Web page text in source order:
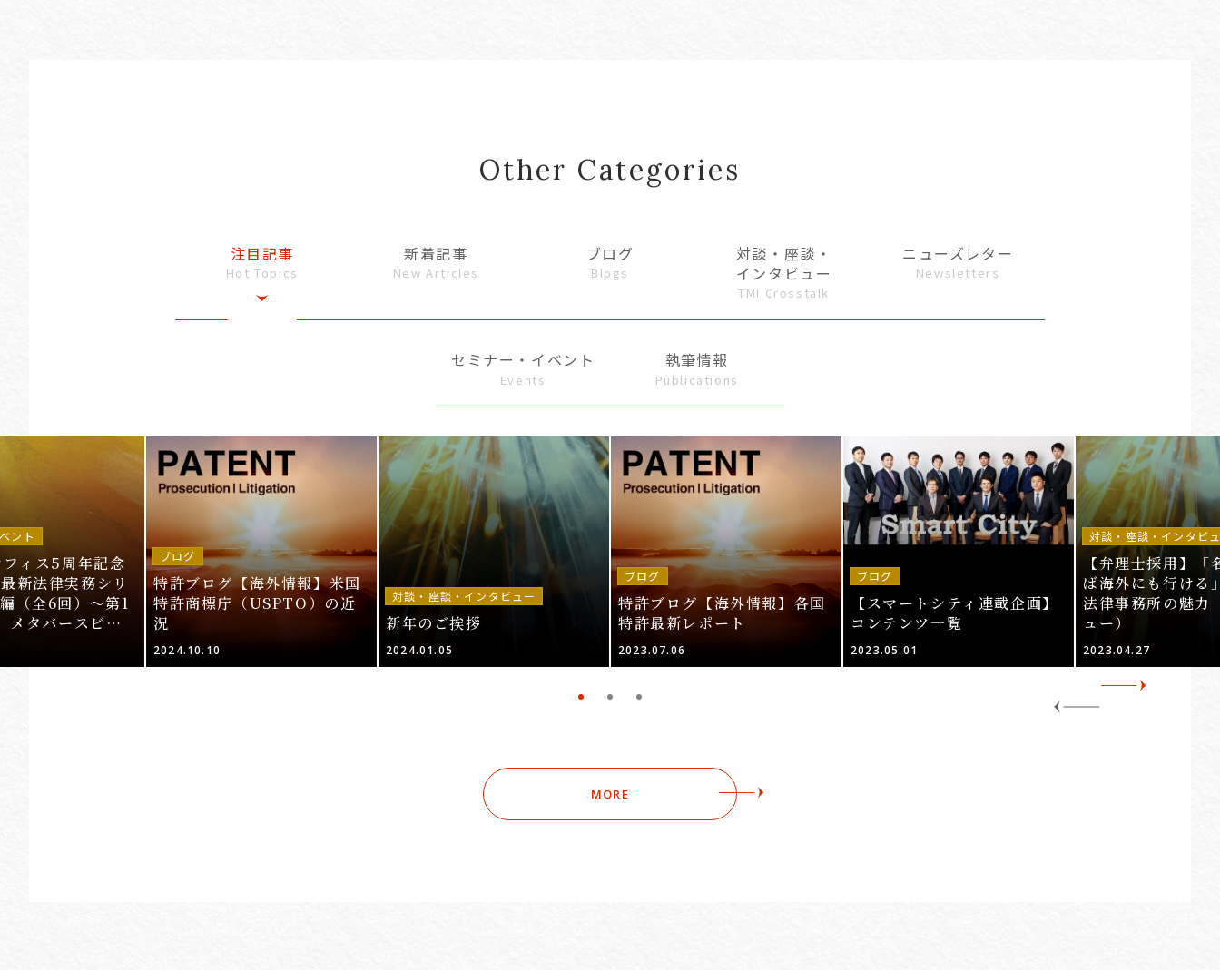
Other Categories
注目記事
Hot Topics
新着記事
New Articles
ブログ
Blogs
対談・座談・
インタビュー
TMI Crosstalk
ニューズレター
Newsletters
セミナー・イベント
Events
執筆情報
Publications
ント
ィス5周年記念
新法律実務シリ
（全6回）～第1
メタバースビジ
ブログ
特許ブログ【海外情報】米国
特許商標庁（USPTO）の近
況
2024.10.10
対談・座談・インタビュー
新年のご挨拶
2024.01.05
ブログ
特許ブログ【海外情報】各国
特許最新レポート
2023.07.06
ブログ
【スマートシティ連載企画】
コンテンツ一覧
2023.05.01
対談・座談・インタビ
【弁理士採用】「
ば海外にも行け
法律事務所の魅力
ュー）
2023.04.27
MORE